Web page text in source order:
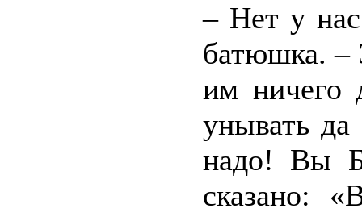
– Нет у
батюшка. –
им ничего
унывать да
надо! Вы
сказано: